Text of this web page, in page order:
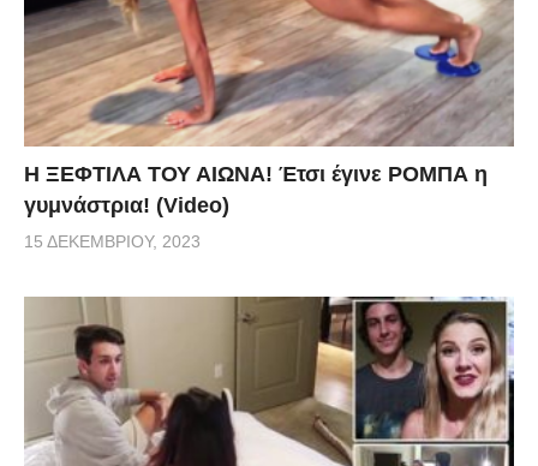
Η ΞΕΦΤΙΛΑ ΤΟΥ ΑΙΩΝΑ! Έτσι έγινε ΡΟΜΠΑ η
γυμνάστρια! (Video)
15 ΔΕΚΕΜΒΡΊΟΥ, 2023